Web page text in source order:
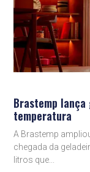
Brastemp
temperatura
A Brastemp
chegada da
litros que